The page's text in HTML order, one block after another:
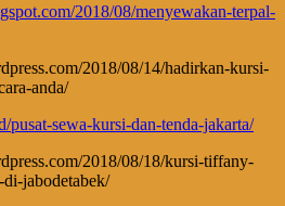
2018/08/menyewakan-terpal-
2018/08/14/hadirkan-kursi-
anda/
sewa-kursi-dan-tenda-jakarta/
2018/08/18/kursi-tiffany-
di-jabodetabek/